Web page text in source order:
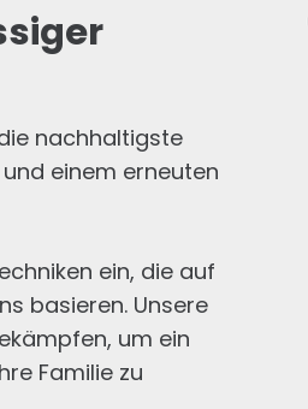
nachhaltigste
einem erneuten
ein, die auf
basieren. Unsere
um ein
Familie zu